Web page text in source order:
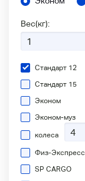
Вес(кг):
Стандарт 12
Стандарт 15
Эконом
Эконом-муз
колеса
Физ-Экспресс
SP CARGO